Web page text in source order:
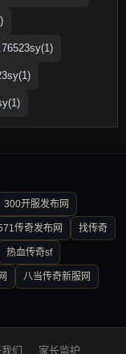
300开服发布网
传奇发布网 找传奇
热血传奇sf
八当传奇新服网
们 家长监护